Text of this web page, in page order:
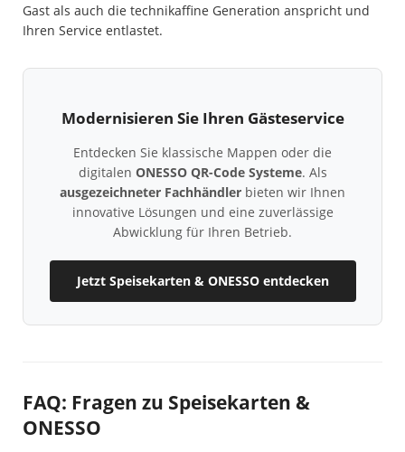
Gast als auch die technikaffine Generation anspricht und
Ihren Service entlastet.
Modernisieren Sie Ihren Gästeservice
Entdecken Sie klassische Mappen oder die
digitalen ONESSO QR-Code Systeme. Als
ausgezeichneter Fachhändler bieten wir Ihnen
innovative Lösungen und eine zuverlässige
Abwicklung für Ihren Betrieb.
Jetzt Speisekarten & ONESSO entdecken
FAQ: Fragen zu Speisekarten &
ONESSO